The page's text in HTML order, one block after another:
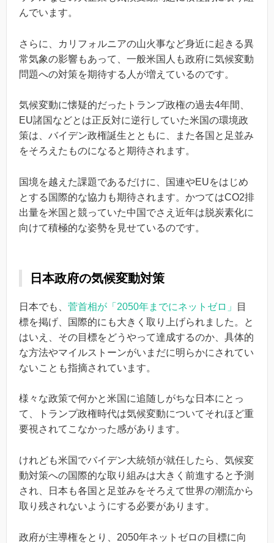
んでいます。
さらに、カリフォルニアの山火事など身近に起きる異
常気象の影響もあって、一般米国人も政府に気候変動
問題への対策を期待する人が増えているのです。
気候変動に懐疑的だったトランプ政権の過去4年間、
EU諸国などとは正反対に逆行していた米国の環境政
策は、バイデン政権誕生とともに、また各国と足並み
をそろえたものになると期待されます。
国境を越えた課題であるだけに、国連やEUをはじめ
とする国際的な協力も期待されます。かつてはCO2排
出量を米国と競っていた中国でさえ近年は脱炭素化に
向けて積極的な姿勢を見せているのです。
日本政府の気候変動対策
日本でも、 菅首相が「2050年までにネットゼロ」
目
標を掲げ、国際的にも大きく取り上げられました。と
はいえ、その目標をどうやって達成するのか、具体的
な方法やマイルストーンがいまだに明らかにされてい
ないことも指摘されています。
様々な政策で何かと米国に追随しがちな日本にとっ
て、トランプ政権時代は気候変動についてそれほど重
要視されてこなかった感があります。
けれども米国でバイデン大統領が就任したら、気候変
動対策への国際的な取り組みは大きく前進すると予測
され、日本も各国と足並みをそろえて世界の潮流から
取り残されないようにする必要があります。
政府が主導権をとり、2050年ネットゼロの目標に向